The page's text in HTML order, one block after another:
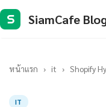
S SiamCafe
หน้าแรก › it › Shopify
IT